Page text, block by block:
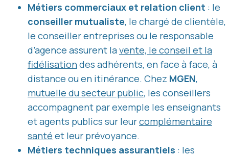
Métiers commerciaux et relation client : le
conseiller mutualiste, le chargé de clientèle,
le conseiller entreprises ou le responsable
d’agence assurent lavente, le conseil et la
fidélisationdes adhérents, en face à face, à
distance ou en itinérance. Chez MGEN,
mutuelle du secteur public, les conseillers
accompagnent par exemple les enseignants
et agents publics sur leurcomplémentaire
santé et leur prévoyance.
Métiers techniques assurantiels : les